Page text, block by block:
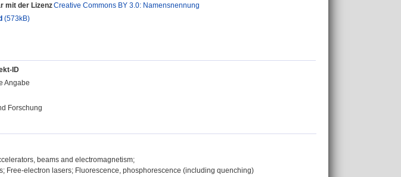
mit der LizenzCreative Commons BY 3.0: Namensnennung
(573kB)
ID
Angabe
Forschung
beams and electromagnetism;
Free-electron lasers; Fluorescence, phosphorescence (including quenching)